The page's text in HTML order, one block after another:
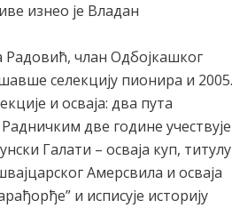
изнео је Владан
члан Одбојкашког
селекцију пионира и 2005.
и осваја: два пута
две године учествује
Галати – осваја куп, титулу
Амерсвила и осваја
и исписује историју